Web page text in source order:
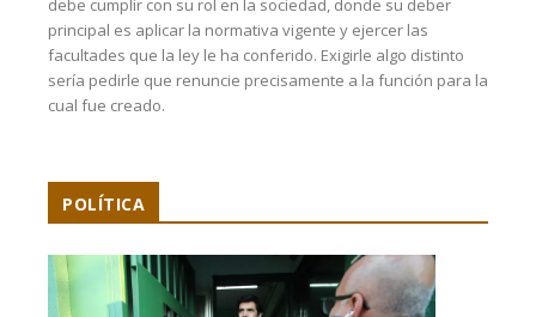
debe cumplir con su rol en la sociedad, donde su deber
principal es aplicar la normativa vigente y ejercer las
facultades que la ley le ha conferido. Exigirle algo distinto
sería pedirle que renuncie precisamente a la función para la
cual fue creado.
POLÍTICA